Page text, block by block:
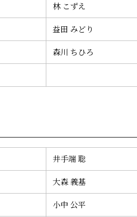
林 こずえ
益田 みどり
森川 ちひろ
井手端 聡
大森 義基
小中 公平